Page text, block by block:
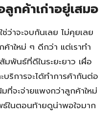
กค้าเก่าอยู่เสมอ
ว่าจะจบกันเลย ไม่คุยเลย
ค้าใหม่ ๆ ดีกว่า แต่เราทำ
พันธ์ที่ดีในระยะยาว เผื่อ
ริการจะได้ทำการค้ากันต่อ
ที่จะจ่ายแพงกว่าลูกค้าใหม่
ในตอนท้ายดูน่าพอใจมาก